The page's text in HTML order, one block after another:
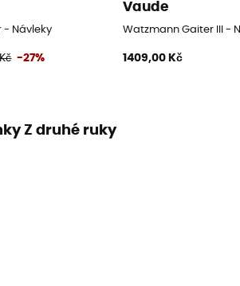
- Návleky
-27%
Vaude
Watzmann Gaiter III -
1409,00 Kč
Z druhé ruky